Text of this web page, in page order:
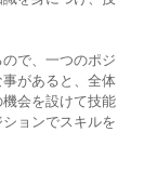
で、一つのポジ
があると、全体
会を設けて技能
ョンでスキルを